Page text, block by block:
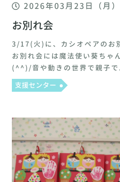
2026年03月23日（月）
お別れ会
3/17(火)に、カシオペアのお
お別れ会には魔法使い葵ちゃ
(^^)/音や動きの世界で親子
支援センター